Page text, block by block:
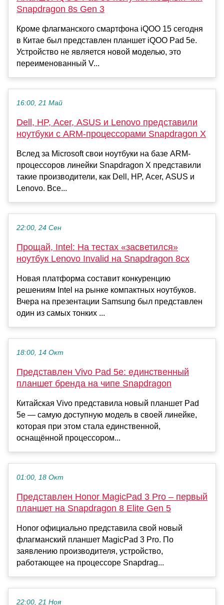
Snapdragon 8s Gen 3
Кроме флагманского смартфона iQOO 15 сегодня
в Китае был представлен планшет iQOO Pad 5e.
Устройство не является новой моделью, это
переименованный V...
16:00, 21 Май
Dell, HP, Acer, ASUS и Lenovo представили
ноутбуки с ARM-процессорами Snapdragon X
Вслед за Microsoft свои ноутбуки на базе ARM-
процессоров линейки Snapdragon X представили
такие производители, как Dell, HP, Acer, ASUS и
Lenovo. Все...
22:00, 24 Сен
Прощай, Intel: На тестах «засветился»
ноутбук Lenovo Invalid на Snapdragon 8cx
Новая платформа составит конкуренцию
решениям Intel на рынке компактных ноутбуков.
Вчера на презентации Samsung был представлен
один из самых тонких ...
18:00, 14 Окт
Представлен Vivo Pad 5e: единственный
планшет бренда на чипе Snapdragon
Китайская Vivo представила новый планшет Pad
5e — самую доступную модель в своей линейке,
которая при этом стала единственной,
оснащённой процессором...
01:00, 18 Окт
Представлен Honor MagicPad 3 Pro – первый
планшет на Snapdragon 8 Elite Gen 5
Honor официально представила свой новый
флагманский планшет MagicPad 3 Pro. По
заявлению производителя, устройство,
работающее на процессоре Snapdrag...
22:00, 21 Ноя